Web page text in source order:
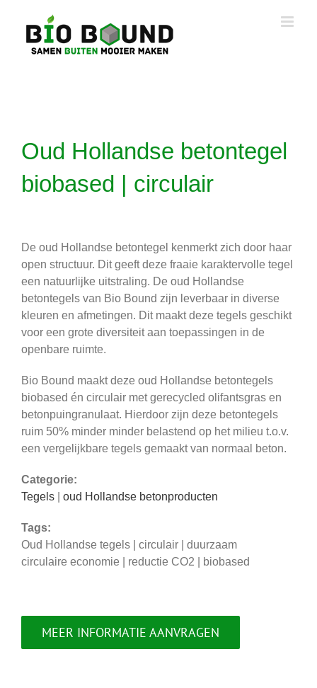
inhoud
Oud Hollandse betontegel
biobased | circulair
De oud Hollandse betontegel kenmerkt zich door haar
open structuur. Dit geeft deze fraaie karaktervolle tegel
een natuurlijke uitstraling. De oud Hollandse
betontegels van Bio Bound zijn leverbaar in diverse
kleuren en afmetingen. Dit maakt deze tegels geschikt
voor een grote diversiteit aan toepassingen in de
openbare ruimte.
Bio Bound maakt deze oud Hollandse betontegels
biobased én circulair met gerecycled olifantsgras en
betonpuingranulaat. Hierdoor zijn deze betontegels
ruim 50% minder minder belastend op het milieu t.o.v.
een vergelijkbare tegels gemaakt van normaal beton.
Categorie:
Tegels
oud Hollandse betonproducten
Tags:
Oud Hollandse tegels | circulair | duurzaam
circulaire economie | reductie CO2 | biobased
MEER INFORMATIE AANVRAGEN